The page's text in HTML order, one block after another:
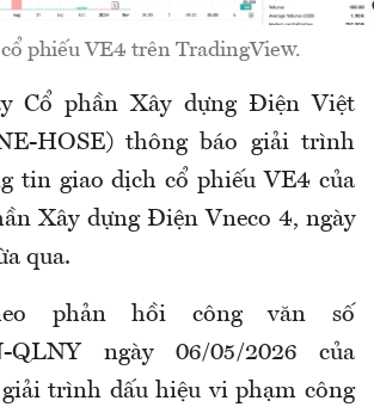
cổ phiếu VE4 trên TradingView.
Cổ phần Xây dựng Điện Việt
HOSE) thông báo giải trình
tin giao dịch cổ phiếu VE4 của
Xây dựng Điện Vneco 4, ngày
qua.
phản hồi công văn số
QLNY ngày 06/05/2026 của
trình dấu hiệu vi phạm công